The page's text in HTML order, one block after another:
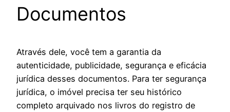
Documentos
Através dele, você tem a garantia da
autenticidade, publicidade, segurança e eficácia
jurídica desses documentos. Para ter segurança
jurídica, o imóvel precisa ter seu histórico
completo arquivado nos livros do registro de